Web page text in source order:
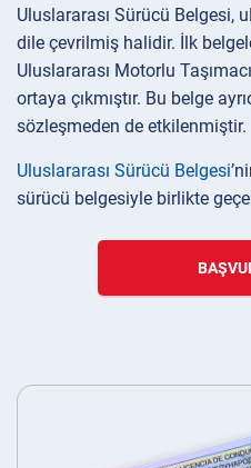
Uluslararası Sürücü Belgesi,
dile çevrilmiş halidir. İlk
Uluslararası Motorlu
ortaya çıkmıştır. Bu belge
sözleşmeden de etkilenmiştir.
Uluslararası Sürücü Belgesi
sürücü belgesiyle birlikte